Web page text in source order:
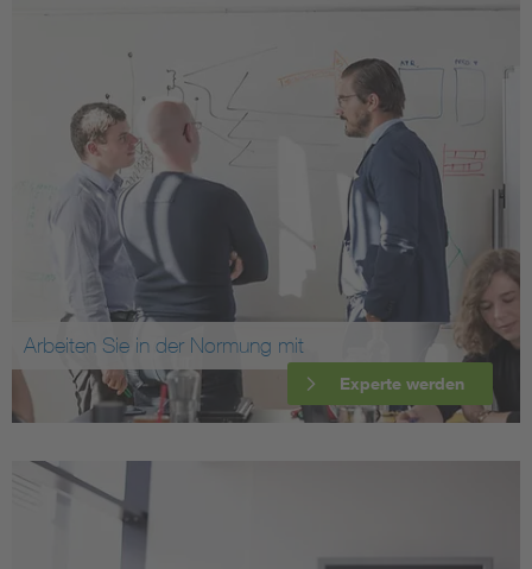
Arbeiten Sie in der Normung mit
Experte werden